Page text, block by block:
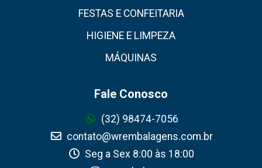
FESTAS E CONFEITARIA
HIGIENE E LIMPEZA
MÁQUINAS
Fale Conosco
(32) 98474-7056
contato@wrembalagens.com.br
Seg a Sex 8:00 às 18:00